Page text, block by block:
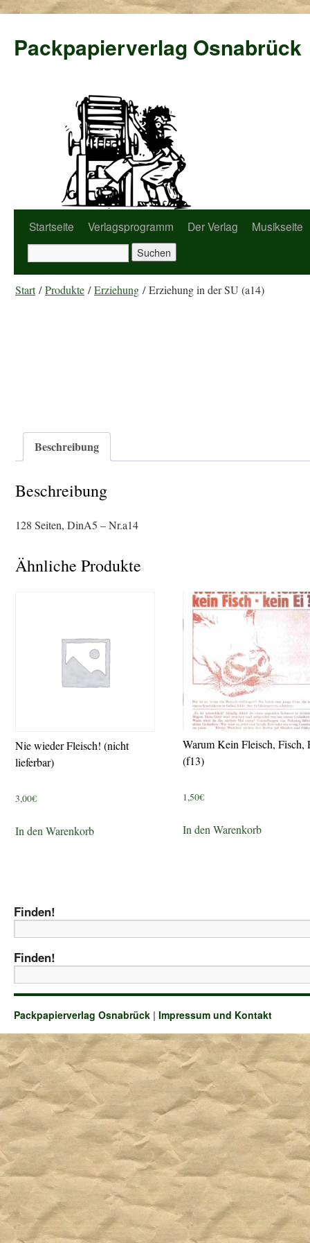
Packpapierverlag Osnabrück
Startseite Verlagsprogramm Der Verlag Musikseite
Start/Produkte /Erziehung / Erziehung in der SU (a14)
Beschreibung
Beschreibung
128 Seiten, DinA5 – Nr.a14
Ähnliche Produkte
Nie wieder Fleisch! (nicht
lieferbar)
3,00€
In den Warenkorb
Warum Kein Fleisch, Fisch,
(f13)
1,50€
In den Warenkorb
Finden!
Finden!
Packpapierverlag Osnabrück | Impressum und Kontakt